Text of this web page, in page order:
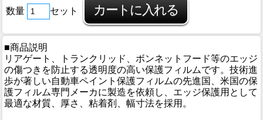
数量 セット
■商品説明
リアゲート、トランクリッド、ボンネットフード等のエッジ
の傷つきを防止する透明度の高い保護フィルムです。技術進
歩が著しい自動車ペイント保護フィルムの先進国、米国の保
護フィルム専門メーカに製造を依頼し、エッジ保護用として
最適な材質、厚さ、粘着剤、幅寸法を採用。